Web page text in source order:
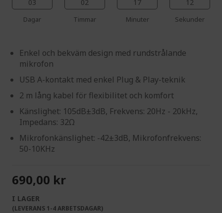
03
Dagar
02
Timmar
17
Minuter
11
Sekunder
Enkel och bekväm design med rundstrålande
mikrofon
USB A-kontakt med enkel Plug & Play-teknik
2 m lång kabel för flexibilitet och komfort
Känslighet: 105dB±3dB, Frekvens: 20Hz - 20kHz,
Impedans: 32Ω
Mikrofonkänslighet: -42±3dB, Mikrofonfrekvens:
50-10KHz
690,00 kr
I LAGER
(LEVERANS 1-4 ARBETSDAGAR)